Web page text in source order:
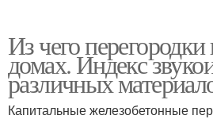
Из чего
домах. Индекс
различных
Капитальные железобетонные